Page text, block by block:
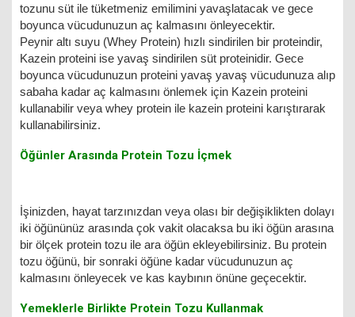
tozunu süt ile tüketmeniz emilimini yavaşlatacak ve gece
boyunca vücudunuzun aç kalmasını önleyecektir.
Peynir altı suyu (Whey Protein) hızlı sindirilen bir proteindir,
Kazein proteini ise yavaş sindirilen süt proteinidir. Gece
boyunca vücudunuzun proteini yavaş yavaş vücudunuza alıp
sabaha kadar aç kalmasını önlemek için Kazein proteini
kullanabilir veya whey protein ile kazein proteini karıştırarak
kullanabilirsiniz.
Öğünler Arasında Protein Tozu İçmek
İşinizden, hayat tarzınızdan veya olası bir değişiklikten dolayı
iki öğününüz arasında çok vakit olacaksa bu iki öğün arasına
bir ölçek protein tozu ile ara öğün ekleyebilirsiniz. Bu protein
tozu öğünü, bir sonraki öğüne kadar vücudunuzun aç
kalmasını önleyecek ve kas kaybının önüne geçecektir.
Yemeklerle Birlikte Protein Tozu Kullanmak